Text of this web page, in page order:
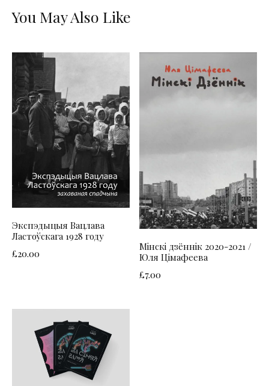
You May Also Like
Экспэдыцыя Вацлава
Ластоўскага 1928 году
£20.00
Мінскі дзённік 2020-2021 /
Юля Цімафеева
£7.00